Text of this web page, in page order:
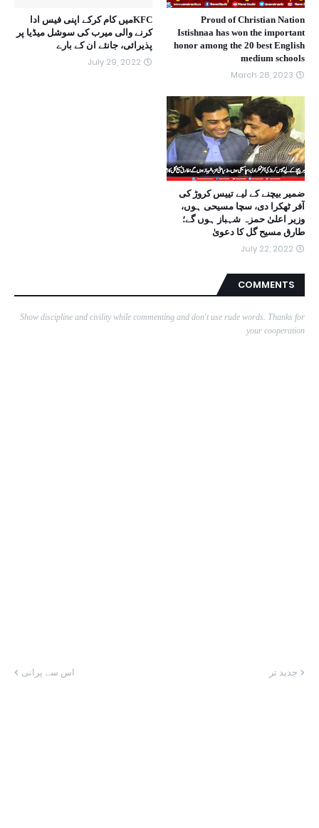
Proud of Christian Nation
Istishnaa has won the important
honor among the 20 best English
medium schools
March 28, 2023
KFCمیں کام کرکے اپنی فیس ادا
کرنے والی میرب کی سوشل میڈیا پر
پذیرائی، جانئے ان کے بارے
July 29, 2022
ضمیر بیچنے کے لیے تییس کروڑ کی
آفر ٹھکرا دی، سچا مسیحی ہوں،
وزیر اعلیٰ حمزہ شہباز ہوں گے؛
طارق مسیح گل کا دعویٰ
July 22, 2022
COMMENTS
Show discipline and civility while commenting and don't use rude words. Thanks for
your cooperation
جدید تر اس سے پرانی